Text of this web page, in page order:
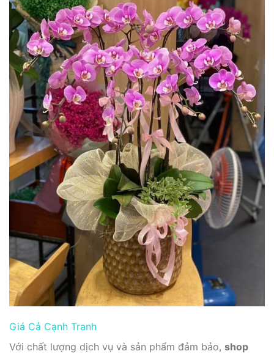
Giá Cả Cạnh Tranh
Với chất lượng dịch vụ và sản phẩm đảm bảo, shop